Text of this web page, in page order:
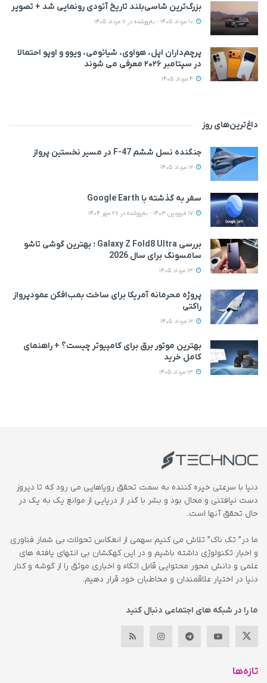
بزرگ‌ترین شاسی‌بلند تاریخ آئودی رونمایی شد + تصویر
پرچم‌داران اپل، هواوی، شیائومی، ویوو و اوپو احتمالا
در سپتامبر ۲۰۲۶ معرفی می‌ شوند
داغ‌ترین‌های روز
جنگنده نسل ششم F-47 در مسیر نخستین پرواز
سفر به گذشته با Google Earth
بررسی Galaxy Z Fold8 Ultra ؛ بهترین گوشی تاشو
سامسونگ برای سال 2026
پروژه محرمانه آمریکا برای ساخت بمب‌افکن عمودپرواز
راکتی
بهترین موتور برق برای کامپیوتر چیست؟ + راهنمای
کامل خرید
دنیا با سرعتی خیره کننده به سمت تحقق رویاهایی می رود که تا دیروز
دست نیافتنی و محال بود و بشر با گذر از دریایی از موانع یک به یک در
حال تحقق آنها است.
ما در” تک ناک” تلاش می کنیم سهمی از انعکاس تحولات بی شمار فناوری
و اخبار تکنولوژی داشته باشیم و در این کهکشان بی انتهای یافته های
علمی و دانش محور محتوایی قابل اتکاء و اخباری موثق را از گوشه و کنار
دنیا در اختیار علاقمندان و مخاطبان خود قرار دهیم.
ما را در شبکه های اجتماعی دنبال کنید
تازه‌ها